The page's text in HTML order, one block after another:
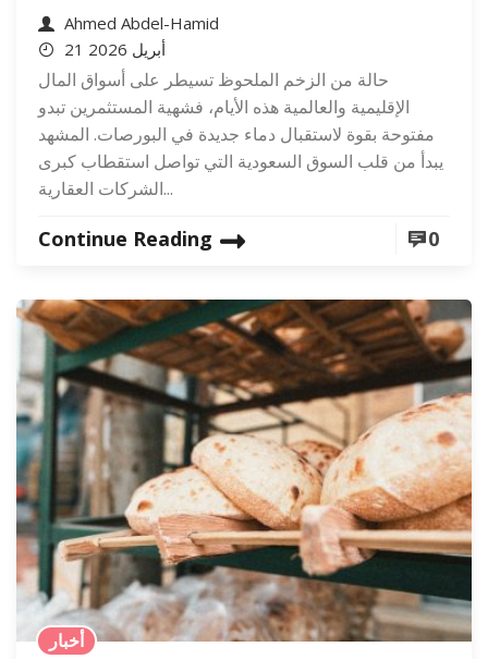
Ahmed Abdel-Hamid
21 أبريل 2026
حالة من الزخم الملحوظ تسيطر على أسواق المال
الإقليمية والعالمية هذه الأيام، فشهية المستثمرين تبدو
مفتوحة بقوة لاستقبال دماء جديدة في البورصات. المشهد
يبدأ من قلب السوق السعودية التي تواصل استقطاب كبرى
الشركات العقارية...
Continue Reading 0
أخبار